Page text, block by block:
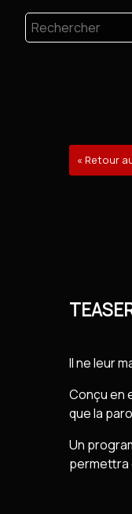
« Retour
Il ne leur
Conçu en
que la
Un
permettra